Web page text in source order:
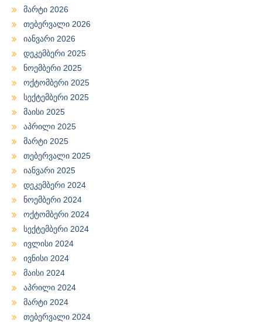
მარტი 2026
თებერვალი 2026
იანვარი 2026
დეკემბერი 2025
ნოემბერი 2025
ოქტომბერი 2025
სექტემბერი 2025
მაისი 2025
აპრილი 2025
მარტი 2025
თებერვალი 2025
იანვარი 2025
დეკემბერი 2024
ნოემბერი 2024
ოქტომბერი 2024
სექტემბერი 2024
ივლისი 2024
ივნისი 2024
მაისი 2024
აპრილი 2024
მარტი 2024
თებერვალი 2024